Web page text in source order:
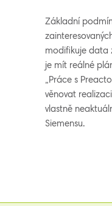
Základní
modifikuje data
je mít reálné
„Práce s
věnovat
vlastně
Siemensu.